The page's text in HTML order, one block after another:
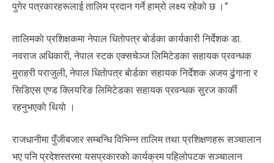
पुगेर पत्रकारहरूलाई तालिम प्रदान गर्ने हाम्रो लक्ष्य रहेकाे छ ।”
तालिमकाे प्रशिक्षकमा नेपाल धिताेपत्र बाेर्डका कार्यकारी निर्देशक डा.
नवराज अधिकारी, नेपाल स्टक एक्सचेञ्ज लिमिटेडका सहायक प्रवन्धक
मुराहरी पराजुली, नेपाल धिताेपत्र बाेर्डका सहायक निर्देशक अजय ढुंगाना र
सिडिएस एण्ड क्लियरिङ लिमिटेडका सहायक प्रवन्धक सुरज कार्की
रहनुभएकाे थियाे ।
राजधानीमा पुँजीबजार सम्बन्धि विभिन्न तालिम तथा प्रशिक्षणहरू सञ्चालान
भए पनि प्रदेशस्तरमा यसप्रकारकाे कार्यक्रम पहिलोपटक सञ्चालान